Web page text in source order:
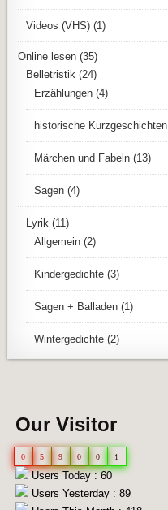
Videos (VHS) (1)
Online lesen (35)
Belletristik (24)
Erzählungen (4)
historische Kurzgeschichten
Märchen und Fabeln (13)
Sagen (4)
Lyrik (11)
Allgemein (2)
Kindergedichte (3)
Sagen + Balladen (1)
Wintergedichte (2)
Our Visitor
0 5 9 0 0 1
Users Today : 60
Users Yesterday : 89